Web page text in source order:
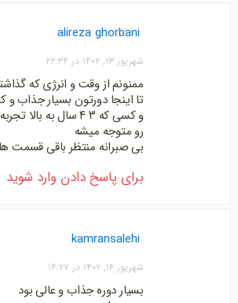
alireza ghorbani
شهریور ۱۳, ۱۴۰۲ در ۲۲:۳۴
ممنونم از وقت و انرژی که
تا اینجا دورتون بسیار جذاب و
و کسی که ۳ ۴ سال به
رو متوجه میشه
بی صبرانه منتظر باقی قسمت
برای پاسخ دادن وارد شوید
kamransalehi
شهریور ۱۶, ۱۴۰۲ در ۱۴:۲۷
بسیار دوره جذاب و عالی بود